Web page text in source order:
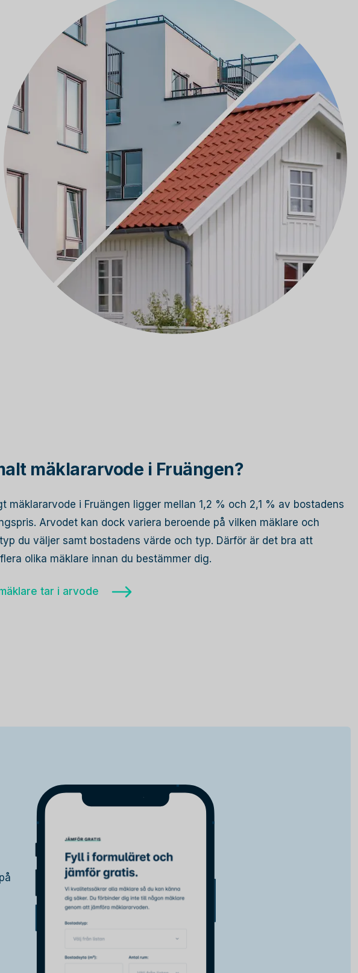
mäklararvode i Fruängen?
mäklararvode i Fruängen ligger mellan 1,2 % och 2,1 % av bostadens
Arvodet kan dock variera beroende på vilken mäklare och
du väljer samt bostadens värde och typ. Därför är det bra att
olika mäklare innan du bestämmer dig.
tar i arvode